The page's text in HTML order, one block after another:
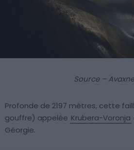
Source –
Profonde de 2197 mètres, cette
gouffre) appelée Krubera-Voronja
Géorgie.